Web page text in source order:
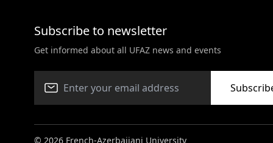
Subscribe to newsletter
Get informed about all UFAZ news and events
© 2026 French-Azerbaijani University